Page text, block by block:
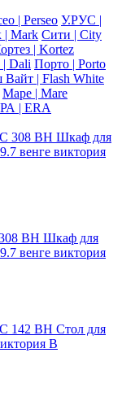
| Perseo У.РУС |
| Mark Сити | City
| Kortez
| Dali Порто | Porto
| Flash White
Маре | Mare
| ERA
BH Шкаф для
венге виктория